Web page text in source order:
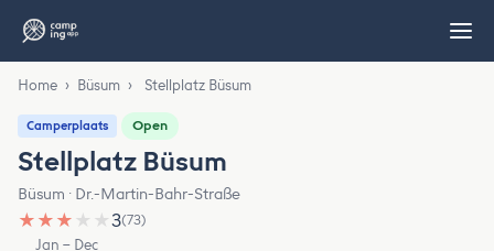
Home › Büsum › Stellplatz Büsum
Camperplaats Open
Stellplatz Büsum
Büsum · Dr.-Martin-Bahr-Straße
★ ★ ★ ★ ★3(73)
Jan – Dec